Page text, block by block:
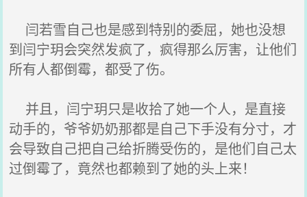
闫若雪自己也是感到特别的委屈，她也没想
到闫宁玥会突然发疯了，疯得那么厉害，让他们
所有人都倒霉，都受了伤。
并且，闫宁玥只是收拾了她一个人，是直接
动手的，爷爷奶奶那都是自己下手没有分寸，才
会导致自己把自己给折腾受伤的，是他们自己太
过倒霉了，竟然也都赖到了她的头上来！